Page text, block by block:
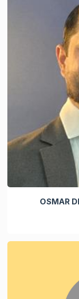
OSMAR